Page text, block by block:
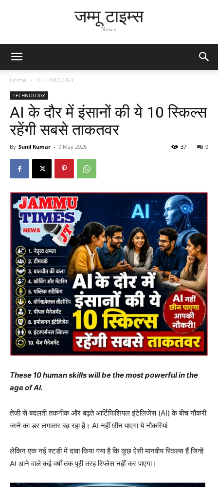
जम्मू टाइम्स
News
Home TECHNOLOGY
TECHNOLOGY
AI के दौर में इंसानों की ये 10 स्किल्स
रहेंगी सबसे ताकतवर
By Sunil Kumar - 9 May 2026 0
37
These 10 human skills will be the most powerful in the
age of AI.
तेजी से बदलती तकनीक और बढ़ते आर्टिफिशियल इंटेलिजेंस (AI) के बीच नौकरी
जाने का डर लगातार बढ़ रहा है। AI नहीं छीन पाएगा ये नौकरियां
लेकिन एक नई स्टडी में दावा किया गया है कि कुछ ऐसी मानवीय स्किल्स हैं जिन्हें
AI आने वाले कई वर्षों तक पूरी तरह रिप्लेस नहीं कर पाएगा।